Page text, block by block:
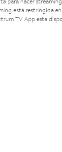
está restringida
TV App está